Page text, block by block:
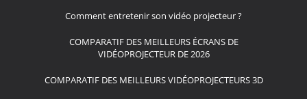
Comment entretenir son vidéo projecteur ?
COMPARATIF DES MEILLEURS ÉCRANS DE
VIDÉOPROJECTEUR DE 2026
COMPARATIF DES MEILLEURS VIDÉOPROJECTEURS 3D